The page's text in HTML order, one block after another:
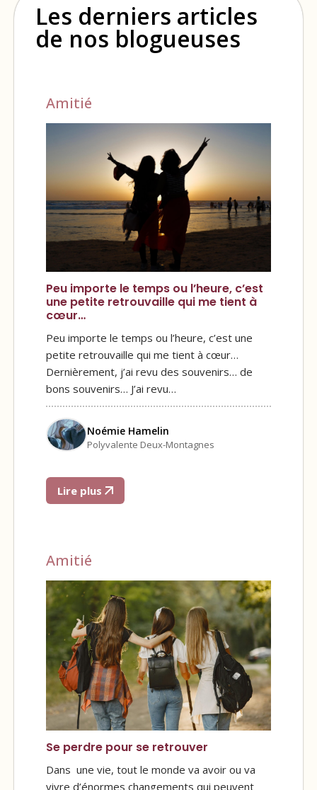
Les derniers articles
de nos blogueuses
Amitié
Peu importe le temps ou l’heure, c’est
une petite retrouvaille qui me tient à
cœur…
Peu importe le temps ou l’heure, c’est une
petite retrouvaille qui me tient à cœur…
Dernièrement, j’ai revu des souvenirs… de
bons souvenirs… J’ai revu…
Noémie Hamelin
Polyvalente Deux-Montagnes
Lire plus
Amitié
Se perdre pour se retrouver
Dans une vie, tout le monde va avoir ou va
vivre d’énormes changements qui peuvent